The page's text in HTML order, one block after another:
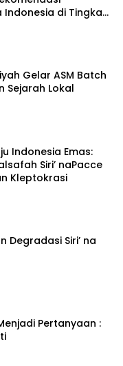
Indonesia di Tingkat
Gelar ASM Batch
Sejarah Lokal
Indonesia Emas:
Siri’ naPacce
Kleptokrasi
Degradasi Siri’ na
Pertanyaan :